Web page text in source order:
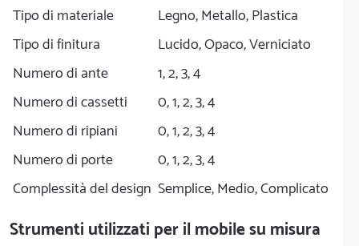
Tipo di materiale
Legno, Metallo, Plastica
Tipo di finitura
Lucido, Opaco, Verniciato
Numero di ante
1, 2, 3, 4
Numero di cassetti
0, 1, 2, 3, 4
Numero di ripiani
0, 1, 2, 3, 4
Numero di porte
0, 1, 2, 3, 4
Complessità del design Semplice, Medio, Complicato
Strumenti utilizzati per il mobile su misura